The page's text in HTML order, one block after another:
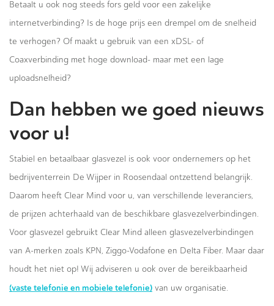
Betaalt u ook nog steeds fors geld voor een zakelijke
internetverbinding? Is de hoge prijs een drempel om de snelheid
te verhogen? Of maakt u gebruik van een xDSL- of
Coaxverbinding met hoge download- maar met een lage
uploadsnelheid?
Dan hebben we goed nieuws
voor u!
Stabiel en betaalbaar glasvezel is ook voor ondernemers op het
bedrijventerrein De Wijper in Roosendaal ontzettend belangrijk.
Daarom heeft Clear Mind voor u, van verschillende leveranciers,
de prijzen achterhaald van de beschikbare glasvezelverbindingen.
Voor glasvezel gebruikt Clear Mind alleen glasvezelverbindingen
van A-merken zoals KPN, Ziggo-Vodafone en Delta Fiber. Maar daar
houdt het niet op! Wij adviseren u ook over de bereikbaarheid
(vaste telefonie en mobiele telefonie) van uw organisatie.